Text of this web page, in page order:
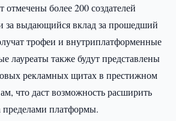
более 200 создателей
за выдающийся вклад за прошедший
трофеи и внутриплатформенные
лауреаты также будут представлены
рекламных щитах в престижном
что даст возможность расширить
пределами платформы.